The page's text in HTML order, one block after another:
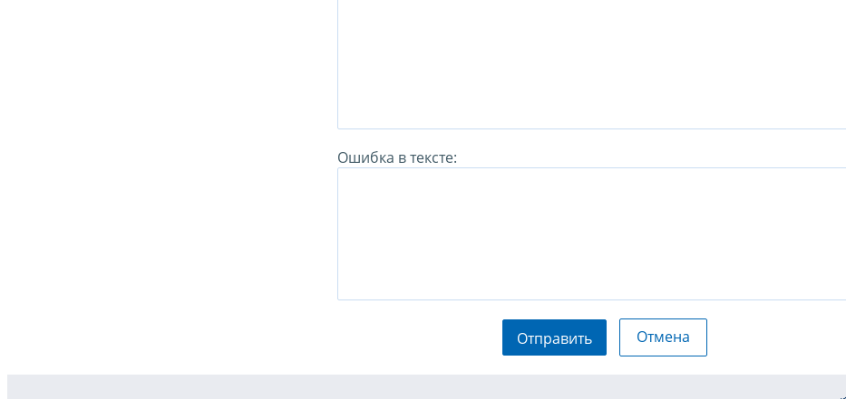
Ошибка в тексте:
Отправить Отмена